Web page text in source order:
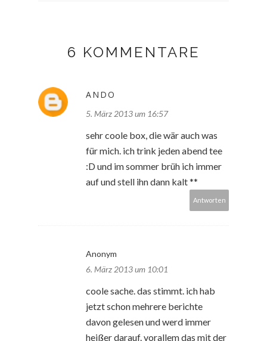
6 KOMMENTARE
ANDO
5. März 2013 um 16:57
sehr coole box, die wär auch was
für mich. ich trink jeden abend tee
:D und im sommer brüh ich immer
auf und stell ihn dann kalt **
Antworten
Anonym
6. März 2013 um 10:01
coole sache. das stimmt. ich hab
jetzt schon mehrere berichte
davon gelesen und werd immer
heißer darauf. vorallem das mit der